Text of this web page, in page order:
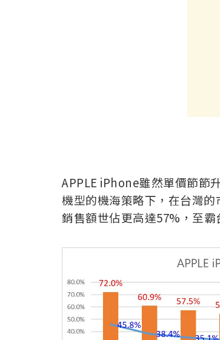
APPLE iPhone雖然單價節節
機型的機海策略下，在台灣的
銷售額世佔更高達57%，至霸